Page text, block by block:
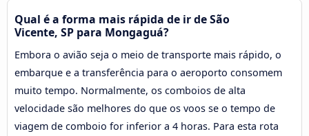
Qual é a forma mais rápida de ir de São
Vicente, SP para Mongaguá?
Embora o avião seja o meio de transporte mais rápido, o
embarque e a transferência para o aeroporto consomem
muito tempo. Normalmente, os comboios de alta
velocidade são melhores do que os voos se o tempo de
viagem de comboio for inferior a 4 horas. Para esta rota